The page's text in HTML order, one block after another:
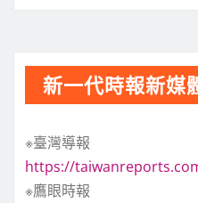
新一代時報新媒
※臺灣導報
https://
※鷹眼時報